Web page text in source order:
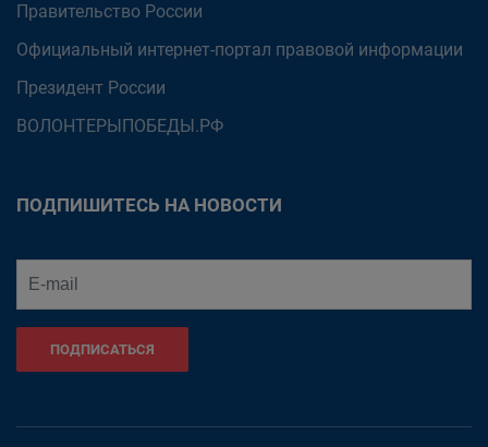
Правительство России
Официальный интернет-портал правовой информации
Президент России
ВОЛОНТЕРЫПОБЕДЫ.РФ
ПОДПИШИТЕСЬ НА НОВОСТИ
ПОДПИСАТЬСЯ